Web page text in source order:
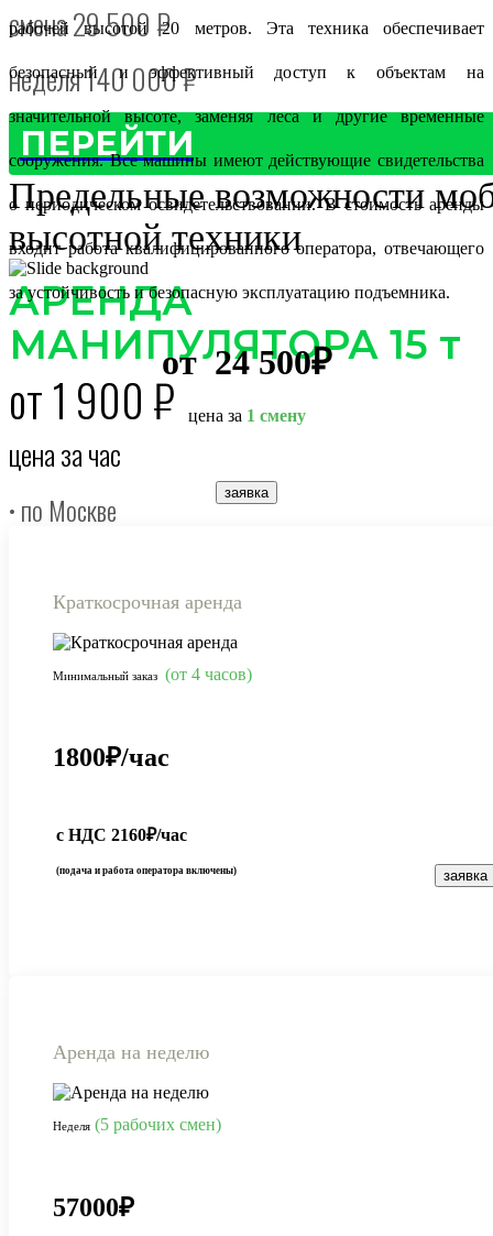
смена 29 500 ₽
неделя 140 000 ₽
ПЕРЕЙТИ
Предельные возможности
высотной техники
АРЕНДА
МАНИПУЛЯТОРА 15 т
от 1 900 ₽
цена за час
• по Москве
• по России
ПЕРЕЙТИ
ЭКСКАВАТОР
неделя 155 000 ₽
ПЕРЕЙТИ
20 FEET DC
рабочей высотой 20 метров. Эта техника обеспечивает
безопасный и эффективный доступ к объектам на
значительной высоте, заменяя леса и другие временные
сооружения. Все машины имеют действующие свидетельства
о периодическом освидетельствовании. В стоимость аренды
входит работа квалифицированного оператора, отвечающего
за устойчивость и безопасную эксплуатацию подъемника.
от 24 500₽
цена за 1 смену
заявка
Краткосрочная аренда
Минимальный заказ (от 4 часов)
1800₽/час
с НДС 2160₽/час
(подача и работа оператора включены) заявка
Аренда на неделю
Неделя (5 рабочих смен)
57000₽